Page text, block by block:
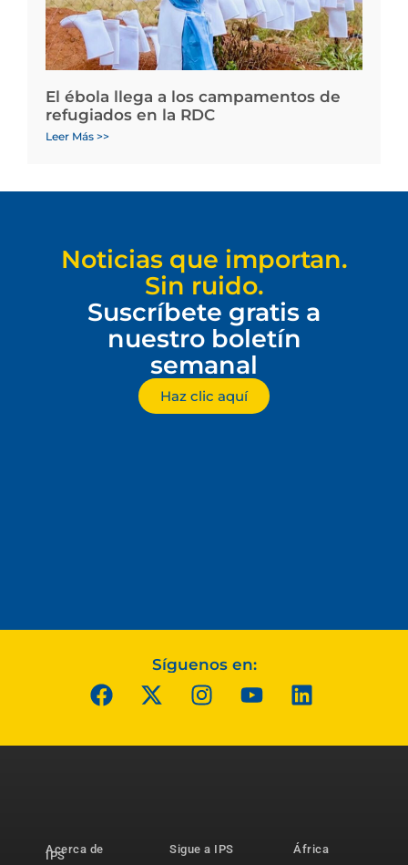
El ébola llega a los campamentos de
refugiados en la RDC
Leer Más >>
Noticias que importan.
Sin ruido.
Suscríbete gratis a
nuestro boletín
semanal
Haz clic aquí
Síguenos en:
Acerca de
IPS
Sigue a IPS
África